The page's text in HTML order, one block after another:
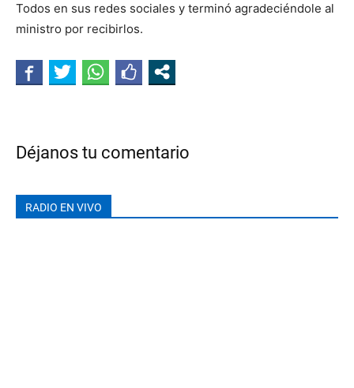
Todos en sus redes sociales y terminó agradeciéndole al
ministro por recibirlos.
Déjanos tu comentario
RADIO EN VIVO